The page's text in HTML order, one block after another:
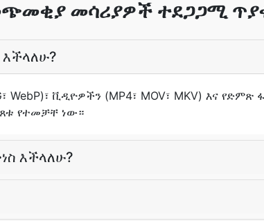
መሳሪያዎች ተደጋጋሚ
WebP)፣ ቪዲዮዎችን (MP4፣ MOV፣ MKV) እና
የተመቻቸ ነው።
እችላለሁ?